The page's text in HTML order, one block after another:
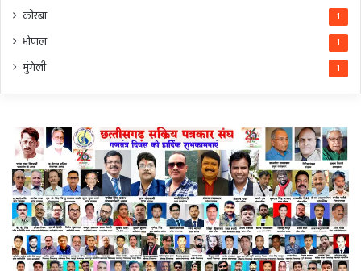
कोरबा 1
भोपाल 1
मुंगेली 1